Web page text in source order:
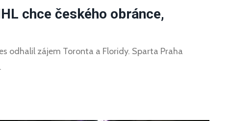
chce českého obránce,
odhalil zájem Toronta a Floridy. Sparta Praha